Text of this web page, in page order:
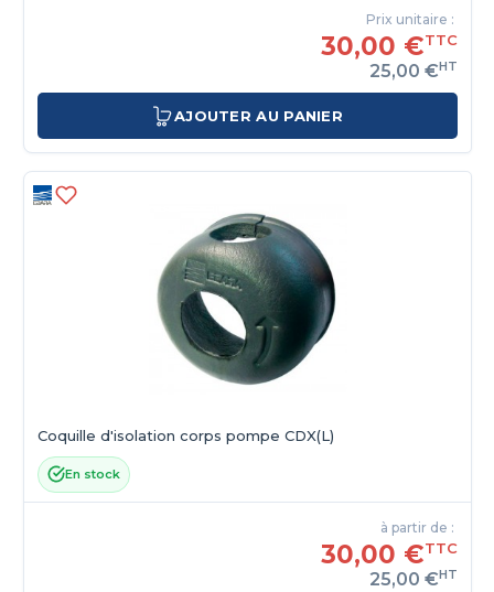
Prix unitaire :
30,00 €TTC
25,00 €HT
AJOUTER AU PANIER
Coquille d'isolation corps pompe CDX(L)
En stock
à partir de :
30,00 €TTC
25,00 €HT